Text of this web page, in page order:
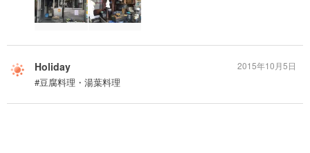
Holiday
#豆腐料理・湯葉料理
2015年10月5日